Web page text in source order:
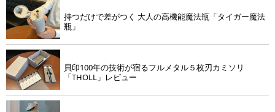
持つだけで差がつく 大人の高機能魔法瓶「タイガー魔法
瓶」
貝印100年の技術が宿るフルメタル５枚刃カミソリ
「THOLL」レビュー